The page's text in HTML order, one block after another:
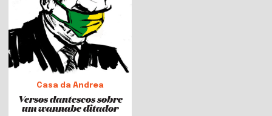
Casa da Andrea
Versos dantescos sobre
um wannabe ditador